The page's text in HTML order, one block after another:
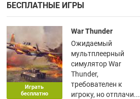
БЕСПЛАТНЫЕ ИГРЫ
Играть
бесплатно
War Thunder
Ожидаемый
мультплеерный
симулятор War
Thunder,
требователен к
игроку, но отплачи...